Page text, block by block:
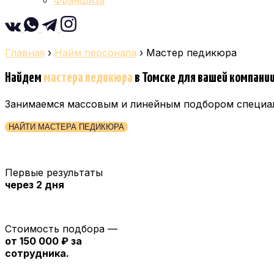
Главная › Найм персонала › Мастер педикюра
Найдем мастера педикюра в Томске для вашей компании
Занимаемся массовым и линейным подбором
НАЙТИ МАСТЕРА ПЕДИКЮРА
Первые результаты
через 2 дня
Стоимость подбора —
от 150 000 ₽ за
сотрудника.